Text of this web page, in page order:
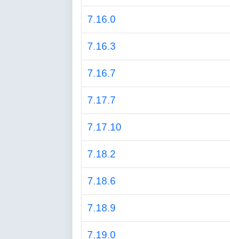
7.16.0
7.16.3
7.16.7
7.17.7
7.17.10
7.18.2
7.18.6
7.18.9
7.19.0